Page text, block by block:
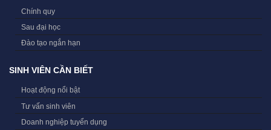
Chính quy
Sau đại học
Đào tạo ngắn hạn
SINH VIÊN CẦN BIẾT
Hoạt động nổi bật
Tư vấn sinh viên
Doanh nghiệp tuyển dụng